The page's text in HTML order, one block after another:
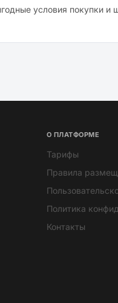
условия покупки и
О ПЛАТФОРМЕ
Тарифы
Правила
Политика
Контакты